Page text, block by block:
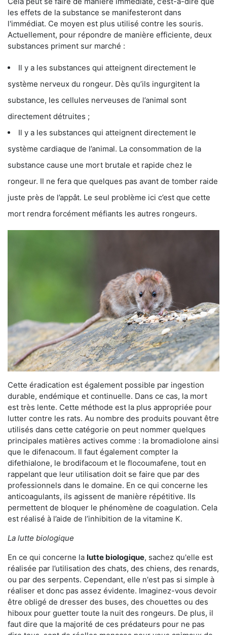
les effets de la substance se manifesteront dans
l'immédiat. Ce moyen est plus utilisé contre les souris.
Actuellement, pour répondre de manière efficiente, deux
substances priment sur marché :
Il y a les substances qui atteignent directement le
système nerveux du rongeur. Dès qu’ils ingurgitent la
substance, les cellules nerveuses de l’animal sont
directement détruites ;
Il y a les substances qui atteignent directement le
système cardiaque de l’animal. La consommation de la
substance cause une mort brutale et rapide chez le
rongeur. Il ne fera que quelques pas avant de tomber raide
juste près de l’appât. Le seul problème ici c’est que cette
mort rendra forcément méfiants les autres rongeurs.
Cette éradication est également possible par ingestion
durable, endémique et continuelle. Dans ce cas, la mort
est très lente. Cette méthode est la plus appropriée pour
lutter contre les rats. Au nombre des produits pouvant être
utilisés dans cette catégorie on peut nommer quelques
principales matières actives comme : la bromadiolone ainsi
que le difenacoum. Il faut également compter la
difethialone, le brodifacoum et le flocoumafene, tout en
rappelant que leur utilisation doit se faire que par des
professionnels dans le domaine. En ce qui concerne les
anticoagulants, ils agissent de manière répétitive. Ils
permettent de bloquer le phénomène de coagulation. Cela
est réalisé à l’aide de l’inhibition de la vitamine K.
La lutte biologique
En ce qui concerne la lutte biologique, sachez qu'elle est
réalisée par l’utilisation des chats, des chiens, des renards,
ou par des serpents. Cependant, elle n'est pas si simple à
réaliser et donc pas assez évidente. Imaginez-vous devoir
être obligé de dresser des buses, des chouettes ou des
hiboux pour guetter toute la nuit des rongeurs. De plus, il
faut dire que la majorité de ces prédateurs pour ne pas